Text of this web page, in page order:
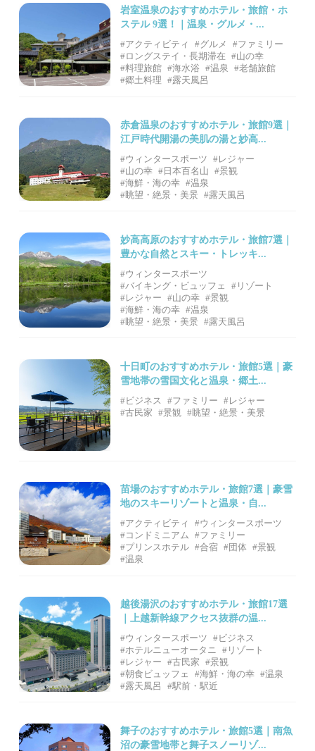
岩室温泉のおすすめホテル・旅館・ホ
ステル 9選！｜温泉・グルメ・...
#アクティビティ #グルメ
#ファミリー
#ロングステイ・長期滞在
#山の幸
#料理旅館 #海水浴 #温泉
#老舗旅館
#郷土料理
#露天風呂
赤倉温泉のおすすめホテル・旅館9選｜
江戸時代開湯の美肌の湯と妙高...
#ウィンタースポーツ
#レジャー
#山の幸 #日本百名山
#景観
#海鮮・海の幸 #温泉
#眺望・絶景・美景 #露天風呂
妙高高原のおすすめホテル・旅館7選｜
豊かな自然とスキー・トレッキ...
#ウィンタースポーツ
#バイキング・ビュッフェ
#リゾート
#レジャー
#山の幸 #景観
#海鮮・海の幸 #温泉
#眺望・絶景・美景 #露天風呂
十日町のおすすめホテル・旅館5選｜豪
雪地帯の雪国文化と温泉・郷土...
#ビジネス #ファミリー
#レジャー
#古民家
#景観 #眺望・絶景・美景
苗場のおすすめホテル・旅館7選｜豪雪
地のスキーリゾートと温泉・自...
#アクティビティ
#ウィンタースポーツ
#コンドミニアム
#ファミリー
#プリンスホテル #合宿 #団体
#景観
#温泉
越後湯沢のおすすめホテル・旅館17選
｜上越新幹線アクセス抜群の温...
#ウィンタースポーツ
#ビジネス
#ホテルニューオータニ
#リゾート
#レジャー
#古民家
#景観
#朝食ビュッフェ
#海鮮・海の幸 #温泉
#露天風呂
#駅前・駅近
舞子のおすすめホテル・旅館5選｜南魚
沼の豪雪地帯と舞子スノーリゾ...